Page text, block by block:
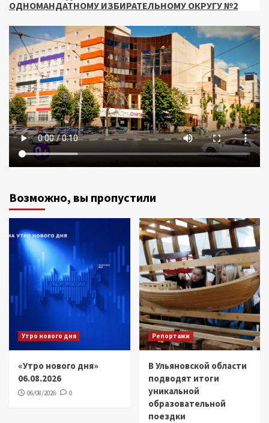
ОДНОМАНДАТНОМУ ИЗБИРАТЕЛЬНОМУ ОКРУГУ №2
Возможно, вы пропустили
Утро нового дня
«Утро нового дня»
06.08.2026
06/08/2026 0
Репортажи
В Ульяновской области
подводят итоги
уникальной
образовательной
поездки